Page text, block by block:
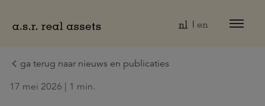
nl en
ga terug naar nieuws en publicaties
17 mei 2026 | 1 min.